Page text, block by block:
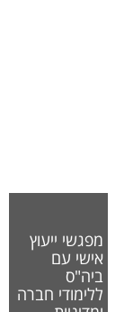
מפגשי ייעוץ
אישי עם
ביה"ס
ללימודי חברה